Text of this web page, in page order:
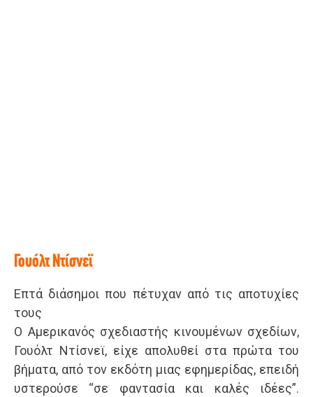
Γουόλτ Ντίσνεϊ
Επτά διάσημοι που πέτυχαν από τις αποτυχίες
τους
Ο Αμερικανός σχεδιαστής κινουμένων σχεδίων,
Γουόλτ Ντίσνεϊ, είχε απολυθεί στα πρώτα του
βήματα, από τον εκδότη μιας εφημερίδας, επειδή
υστερούσε “σε φαντασία και καλές ιδέες”.